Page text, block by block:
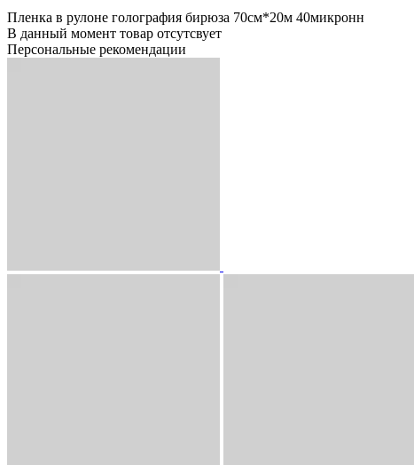
Пленка в рулоне голография бирюза 70см*20м 40микронн
В данный момент товар отсутсвует
Персональные рекомендации